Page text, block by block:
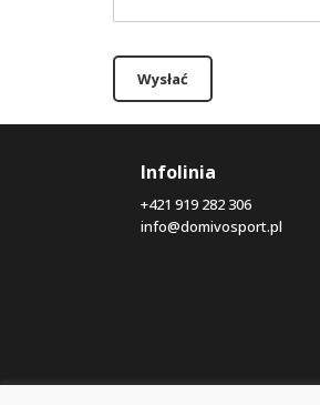
Wysłać
Infolinia
+421 919 282 306
info@domivosport.pl